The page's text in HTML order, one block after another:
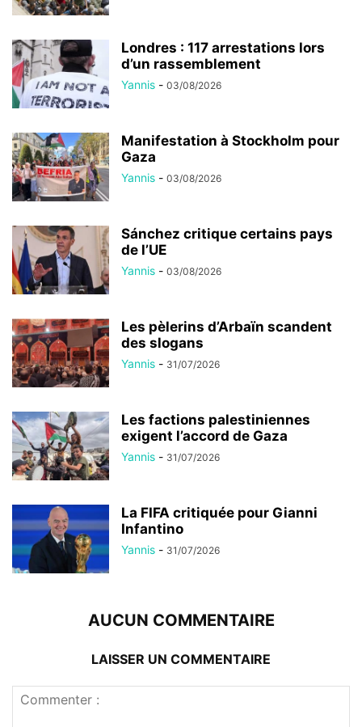
Londres : 117 arrestations lors
d’un rassemblement
Yannis - 03/08/2026
Manifestation à Stockholm pour
Gaza
Yannis - 03/08/2026
Sánchez critique certains pays
de l’UE
Yannis - 03/08/2026
Les pèlerins d’Arbaïn scandent
des slogans
Yannis - 31/07/2026
Les factions palestiniennes
exigent l’accord de Gaza
Yannis - 31/07/2026
La FIFA critiquée pour Gianni
Infantino
Yannis - 31/07/2026
AUCUN COMMENTAIRE
LAISSER UN COMMENTAIRE